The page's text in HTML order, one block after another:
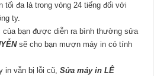
đa là trong vòng 24 tiếng đối với
ty.
của bạn được diễn ra bình thường sửa
sẽ cho bạn mượn máy in có tính
in vẫn bị lỗi cũ,Sửa máy in LÊ